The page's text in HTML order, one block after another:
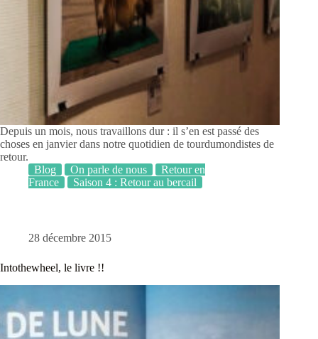
Depuis un mois, nous travaillons dur : il s’en est passé des
choses en janvier dans notre quotidien de tourdumondistes de
retour.
Blog
On parle de nous
Retour en
France
Saison 4 : Retour au bercail
28 décembre 2015
Intothewheel, le livre !!